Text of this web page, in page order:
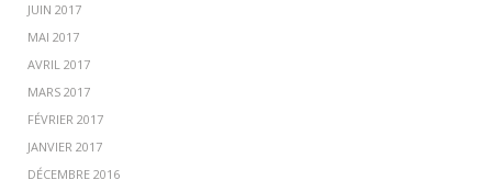
JUIN 2017
MAI 2017
AVRIL 2017
MARS 2017
FÉVRIER 2017
JANVIER 2017
DÉCEMBRE 2016